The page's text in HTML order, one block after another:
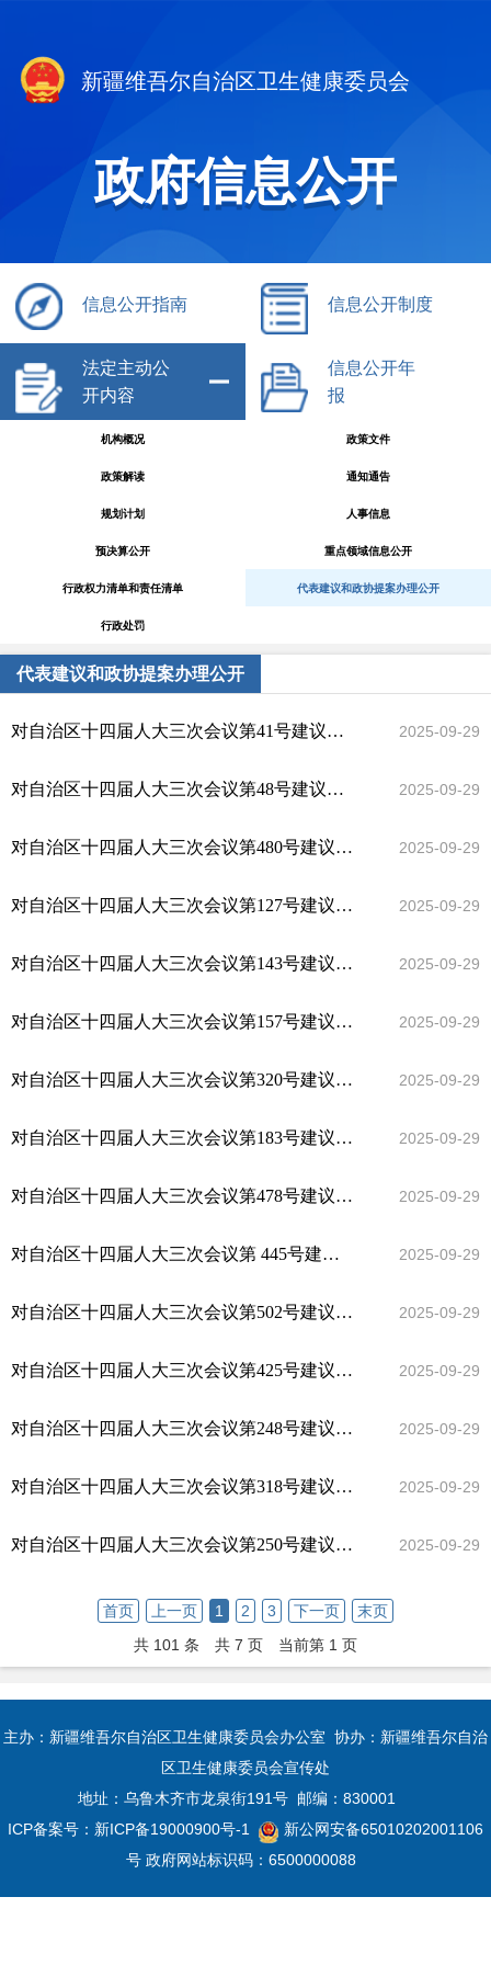
新疆维吾尔自治区卫生健康委员会
政府信息公开
信息公开指南 信息公开制度
法定主动公
开内容
机构概况 政策文件
政策解读 通知通告
规划计划 人事信息
预决算公开 重点领域信息公开
行政权力清单和责任清单 代表建议和政协提案办理公开
行政处罚
信息公开年
报
代表建议和政协提案办理公开
对自治区十四届人大三次会议第41号建议的答复 2025-09-29
对自治区十四届人大三次会议第48号建议的答复 2025-09-29
对自治区十四届人大三次会议第480号建议的答复 2025-09-29
对自治区十四届人大三次会议第127号建议的答复 2025-09-29
对自治区十四届人大三次会议第143号建议的答复 2025-09-29
对自治区十四届人大三次会议第157号建议的答复 2025-09-29
对自治区十四届人大三次会议第320号建议的答复 2025-09-29
对自治区十四届人大三次会议第183号建议的答复 2025-09-29
对自治区十四届人大三次会议第478号建议的答复 2025-09-29
对自治区十四届人大三次会议第 445号建议的答复 2025-09-29
对自治区十四届人大三次会议第502号建议的答复 2025-09-29
对自治区十四届人大三次会议第425号建议的答复 2025-09-29
对自治区十四届人大三次会议第248号建议的答复 2025-09-29
对自治区十四届人大三次会议第318号建议的答复 2025-09-29
对自治区十四届人大三次会议第250号建议的答复 2025-09-29
首页 上一页 1 2 3 下一页
末页
共 101 条
共 7 页 当前第 1 页
主办：新疆维吾尔自治区卫生健康委员会办公室 协办：新疆维吾尔自治
区卫生健康委员会宣传处
地址：乌鲁木齐市龙泉街191号 邮编：830001
ICP备案号： 新ICP备19000900号-1
新公网安备65010202001106
号 政府网站标识码：6500000088